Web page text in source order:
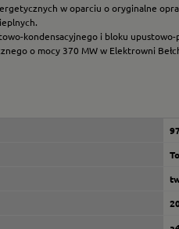
w oparciu o oryginalne
kondensacyjnego i bloku
o mocy 370 MW w Elektrowni